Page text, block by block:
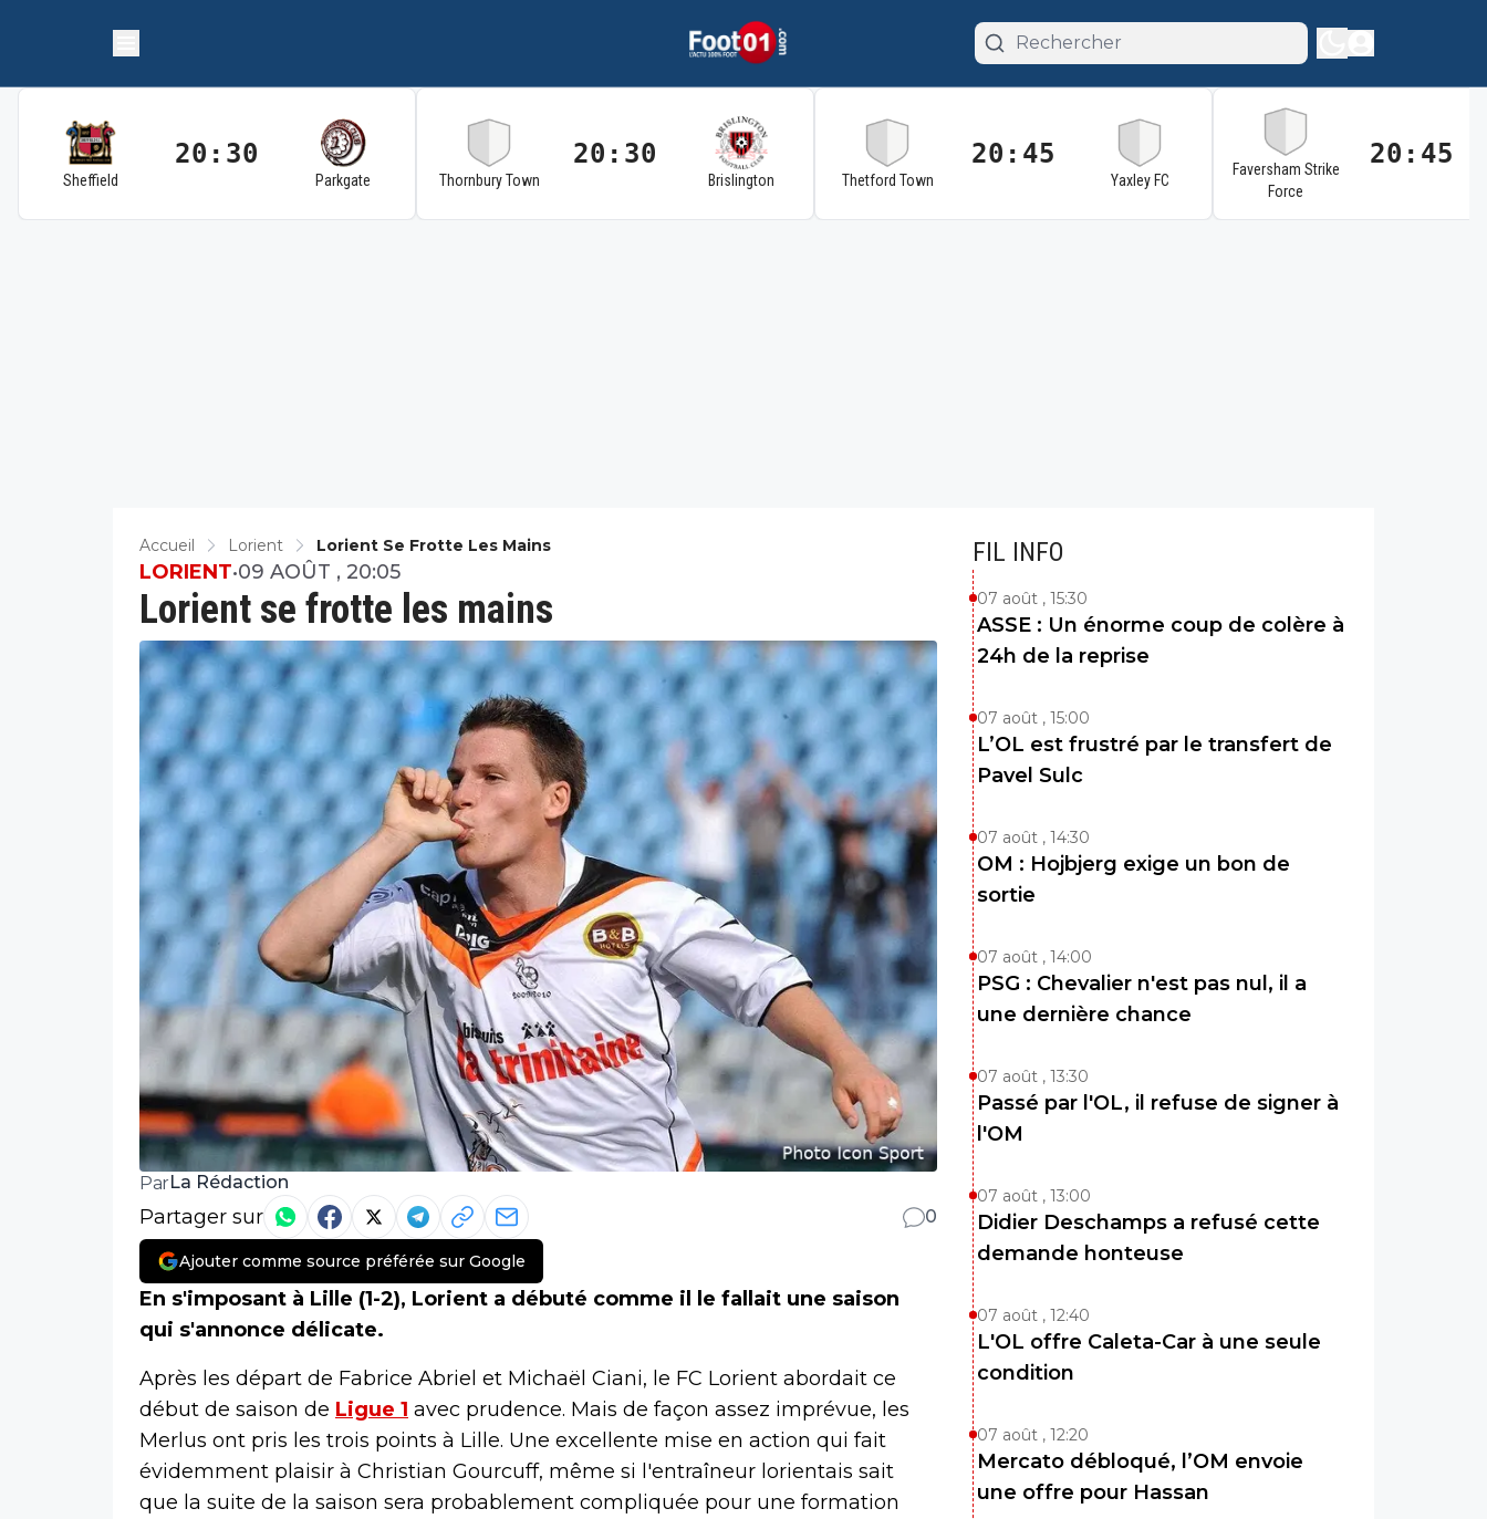
Sheffield
20:30
Parkgate Thornbury Town
20:30
Brislington Thetford Town
20:45
Yaxley FC
Faversham Strike
Force
20:45
Accueil Lorient Lorient Se Frotte Les Mains
Lorient se frotte les mains
LORIENT•09 AOÛT , 20:05
ParLa Rédaction
Partager sur 0
Ajouter comme source préférée sur Google
En s'imposant à Lille (1-2), Lorient a débuté comme il le fallait une saison
qui s'annonce délicate.
Après les départ de Fabrice Abriel et Michaël Ciani, le FC Lorient abordait ce
début de saison de Ligue 1 avec prudence. Mais de façon assez imprévue, les
Merlus ont pris les trois points à Lille. Une excellente mise en action qui fait
évidemment plaisir à Christian Gourcuff, même si l'entraîneur lorientais sait
que la suite de la saison sera probablement compliquée pour une formation
FIL INFO
07 août , 15:30
ASSE : Un énorme coup de colère à
24h de la reprise
07 août , 15:00
L’OL est frustré par le transfert de
Pavel Sulc
07 août , 14:30
OM : Hojbjerg exige un bon de
sortie
07 août , 14:00
PSG : Chevalier n'est pas nul, il a
une dernière chance
07 août , 13:30
Passé par l'OL, il refuse de signer à
l'OM
07 août , 13:00
Didier Deschamps a refusé cette
demande honteuse
07 août , 12:40
L'OL offre Caleta-Car à une seule
condition
07 août , 12:20
Mercato débloqué, l’OM envoie
une offre pour Hassan